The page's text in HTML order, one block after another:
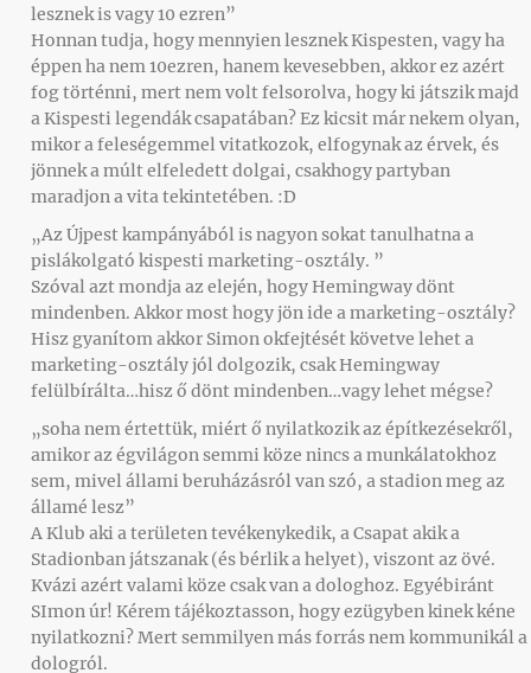
lesznek is vagy 10 ezren”
Honnan tudja, hogy mennyien lesznek Kispesten, vagy ha
éppen ha nem 10ezren, hanem kevesebben, akkor ez azért
fog történni, mert nem volt felsorolva, hogy ki játszik majd
a Kispesti legendák csapatában? Ez kicsit már nekem olyan,
mikor a feleségemmel vitatkozok, elfogynak az érvek, és
jönnek a múlt elfeledett dolgai, csakhogy partyban
maradjon a vita tekintetében. :D
„Az Újpest kampányából is nagyon sokat tanulhatna a
pislákolgató kispesti marketing-osztály. ”
Szóval azt mondja az elején, hogy Hemingway dönt
mindenben. Akkor most hogy jön ide a marketing-osztály?
Hisz gyanítom akkor Simon okfejtését követve lehet a
marketing-osztály jól dolgozik, csak Hemingway
felülbírálta…hisz ő dönt mindenben…vagy lehet mégse?
„soha nem értettük, miért ő nyilatkozik az építkezésekről,
amikor az égvilágon semmi köze nincs a munkálatokhoz
sem, mivel állami beruházásról van szó, a stadion meg az
államé lesz”
A Klub aki a területen tevékenykedik, a Csapat akik a
Stadionban játszanak (és bérlik a helyet), viszont az övé.
Kvázi azért valami köze csak van a dologhoz. Egyébiránt
SImon úr! Kérem tájékoztasson, hogy ezügyben kinek kéne
nyilatkozni? Mert semmilyen más forrás nem kommunikál a
dologról.